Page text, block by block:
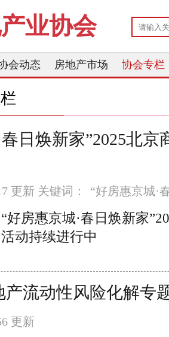
业协会
会动态 房地产市场 协会专栏
日焕新家”2025北
更新 关键词： “好房惠京城·
“好房惠京城·春日焕新家
活动持续进行中
产流动性风险化解专
更新